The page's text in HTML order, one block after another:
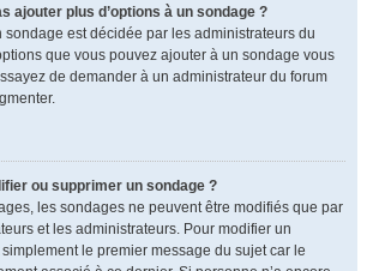
ajouter plus d’options à un sondage ?
sondage est décidée par les administrateurs du
que vous pouvez ajouter à un sondage vous
de demander à un administrateur du forum
ou supprimer un sondage ?
les sondages ne peuvent être modifiés que par
et les administrateurs. Pour modifier un
le premier message du sujet car le